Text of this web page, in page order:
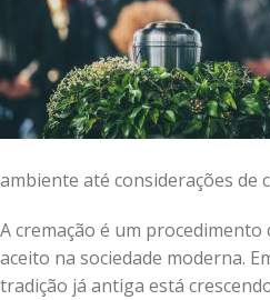
ambiente até considerações de
A cremação é um procedimento
aceito na sociedade moderna.
tradição já antiga está